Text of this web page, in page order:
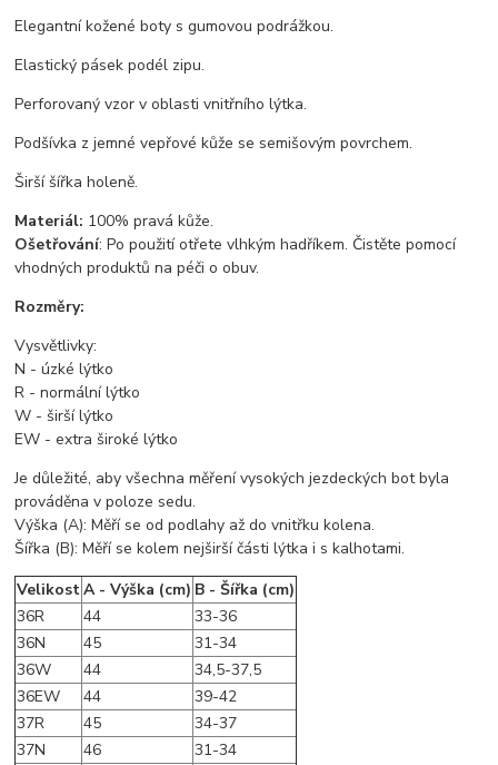
Elegantní kožené boty s gumovou podrážkou.
Elastický pásek podél zipu.
Perforovaný vzor v oblasti vnitřního lýtka.
Podšívka z jemné vepřové kůže se semišovým povrchem.
Širší šířka holeně.
Materiál: 100% pravá kůže.
Ošetřování: Po použití otřete vlhkým hadříkem. Čistěte pomocí
vhodných produktů na péči o obuv.
Rozměry:
Vysvětlivky:
N - úzké lýtko
R - normální lýtko
W - širší lýtko
EW - extra široké lýtko
Je důležité, aby všechna měření vysokých jezdeckých bot byla
prováděna v poloze sedu.
Výška (A): Měří se od podlahy až do vnitřku kolena.
Šířka (B): Měří se kolem nejširší části lýtka i s kalhotami.
VelikostA - Výška (cm) B - Šířka (cm)
36R
44
33-36
36N
45
31-34
36W
44
34,5-37,5
36EW
44
39-42
37R
45
34-37
37N
46
31-34